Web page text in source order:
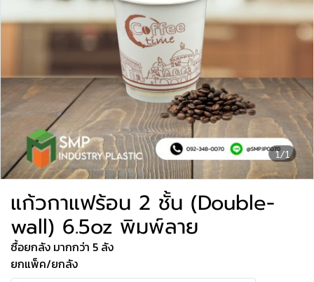
1/1
แก้วกาแฟร้อน 2 ชั้น (Double-
wall) 6.5oz พิมพ์ลาย
ซื้อยกลัง มากกว่า 5 ลัง
ยกแพ็ค/ยกลัง